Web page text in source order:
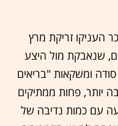
העניקו זריקת מרץ
שנאבקת מול היצע
ומשקאות "בריאים
יותר, פחות ממתיקים
עם כמות נדיבה של